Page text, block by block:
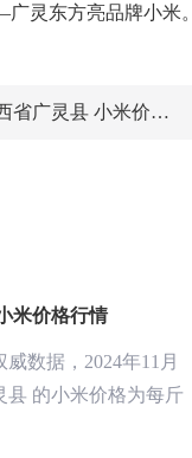
灵东方亮品牌小米。
灵县 小米价格行情
米价格行情
数据，2024年11月
县 的小米价格为每斤